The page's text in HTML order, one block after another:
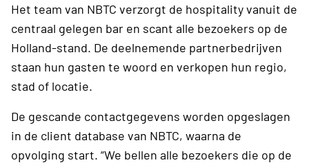
Het team van NBTC verzorgt de hospitality vanuit de
centraal gelegen bar en scant alle bezoekers op de
Holland-stand. De deelnemende partnerbedrijven
staan hun gasten te woord en verkopen hun regio,
stad of locatie.
De gescande contactgegevens worden opgeslagen
in de client database van NBTC, waarna de
opvolging start. “We bellen alle bezoekers die op de